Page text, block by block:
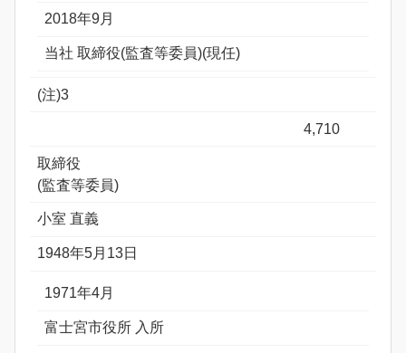
2018年9月
当社 取締役(監査等委員)(現任)
(注)3
4,710
取締役
(監査等委員)
小室 直義
1948年5月13日
1971年4月
富士宮市役所 入所